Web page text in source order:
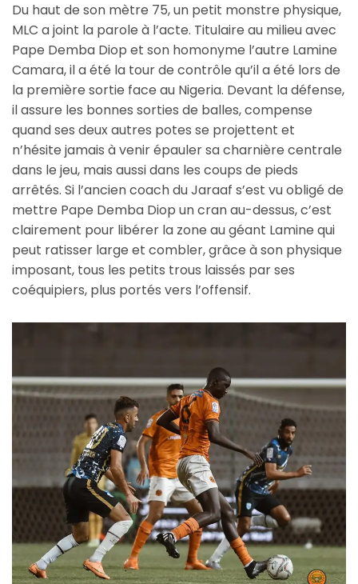
Du haut de son mètre 75, un petit monstre physique,
MLC a joint la parole à l’acte. Titulaire au milieu avec
Pape Demba Diop et son homonyme l’autre Lamine
Camara, il a été la tour de contrôle qu’il a été lors de
la première sortie face au Nigeria. Devant la défense,
il assure les bonnes sorties de balles, compense
quand ses deux autres potes se projettent et
n’hésite jamais à venir épauler sa charnière centrale
dans le jeu, mais aussi dans les coups de pieds
arrêtés. Si l’ancien coach du Jaraaf s’est vu obligé de
mettre Pape Demba Diop un cran au-dessus, c’est
clairement pour libérer la zone au géant Lamine qui
peut ratisser large et combler, grâce à son physique
imposant, tous les petits trous laissés par ses
coéquipiers, plus portés vers l’offensif.